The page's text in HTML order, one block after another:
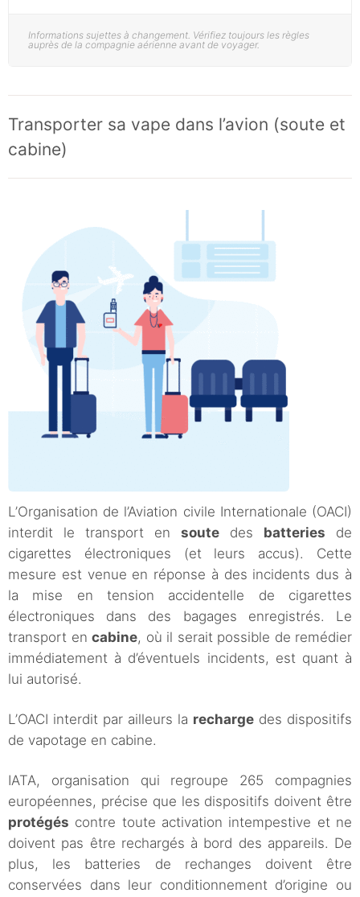
Informations sujettes à changement. Vérifiez toujours les règles
auprès de la compagnie aérienne avant de voyager.
Transporter sa vape dans l’avion (soute et
cabine)
L’Organisation de l’Aviation civile Internationale (OACI)
interdit le transport en soute des batteries de
cigarettes électroniques (et leurs accus). Cette
mesure est venue en réponse à des incidents dus à
la mise en tension accidentelle de cigarettes
électroniques dans des bagages enregistrés. Le
transport en cabine, où il serait possible de remédier
immédiatement à d’éventuels incidents, est quant à
lui autorisé.
L’OACI interdit par ailleurs la recharge des dispositifs
de vapotage en cabine.
IATA, organisation qui regroupe 265 compagnies
européennes, précise que les dispositifs doivent être
protégés contre toute activation intempestive et ne
doivent pas être rechargés à bord des appareils. De
plus, les batteries de rechanges doivent être
conservées dans leur conditionnement d’origine ou